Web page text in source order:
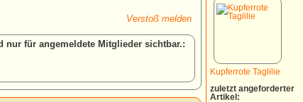
Verstoß melden
:
Kupferrote Taglilie
zuletzt angeforderter
Artikel: